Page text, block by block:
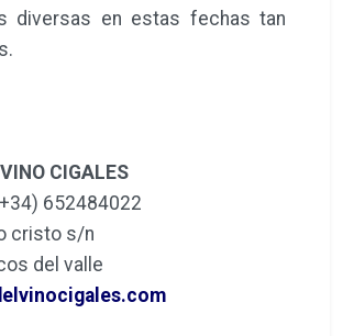
diversas en estas fechas tan
CIGALES
652484022
cristo s/n
del valle